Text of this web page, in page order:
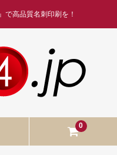
で高品質名刺印刷を！
0